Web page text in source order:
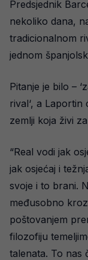
Predsjednik
nekoliko dana,
tradicionalnom
jednom
Pitanje je bilo –
rival‘, a
zemlji koja živi
“Real vodi jak
jak osjećaj i
svoje i to brani.
međusobno
poštovanjem
filozofiju
talenata. To nas